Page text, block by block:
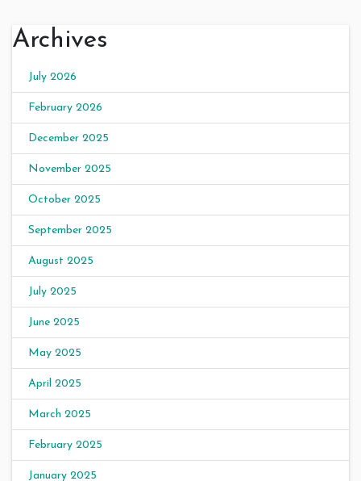
Archives
July 2026
February 2026
December 2025
November 2025
October 2025
September 2025
August 2025
July 2025
June 2025
May 2025
April 2025
March 2025
February 2025
January 2025